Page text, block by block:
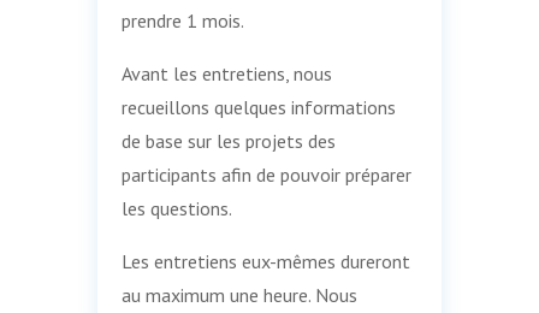
prendre 1 mois.
Avant les entretiens, nous
recueillons quelques informations
de base sur les projets des
participants afin de pouvoir préparer
les questions.
Les entretiens eux-mêmes dureront
au maximum une heure. Nous